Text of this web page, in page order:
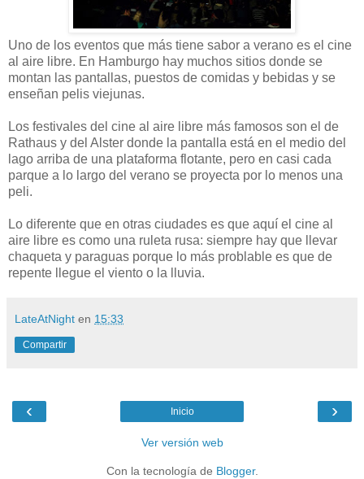
Uno de los eventos que más tiene sabor a verano es el cine
al aire libre. En Hamburgo hay muchos sitios donde se
montan las pantallas, puestos de comidas y bebidas y se
enseñan pelis viejunas.
Los festivales del cine al aire libre más famosos son el de
Rathaus y del Alster donde la pantalla está en el medio del
lago arriba de una plataforma flotante, pero en casi cada
parque a lo largo del verano se proyecta por lo menos una
peli.
Lo diferente que en otras ciudades es que aquí el cine al
aire libre es como una ruleta rusa: siempre hay que llevar
chaqueta y paraguas porque lo más problable es que de
repente llegue el viento o la lluvia.
LateAtNight en 15:33
Compartir
‹ ›
Inicio
Ver versión web
Con la tecnología de Blogger.